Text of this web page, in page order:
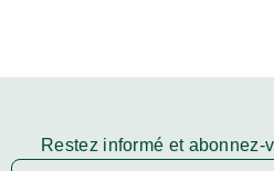
Restez informé et abonnez-